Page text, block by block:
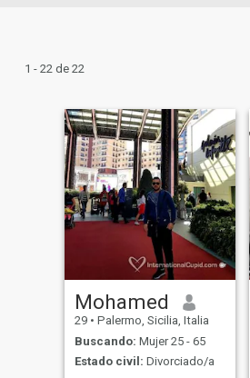
1 - 22 de 22
Mohamed
29 • Palermo, Sicilia, Italia
Buscando: Mujer 25 - 65
Estado civil: Divorciado/a